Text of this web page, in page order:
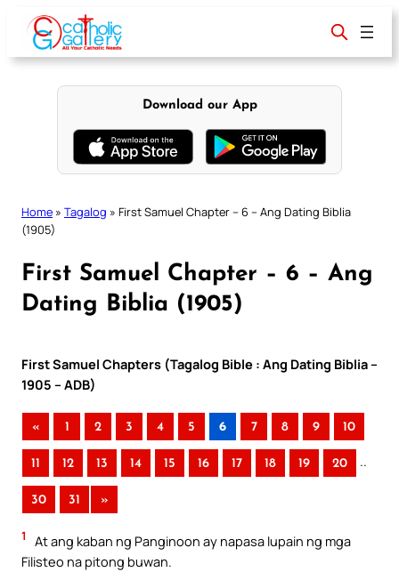
content
Download our App
Home » Tagalog » First Samuel Chapter – 6 – Ang Dating Biblia
(1905)
First Samuel Chapter – 6 – Ang
Dating Biblia (1905)
First Samuel Chapters (Tagalog Bible : Ang Dating Biblia –
1905 – ADB)
« 1 2 3 4 5 6 7 8 9 10
11 12 13 14 15 16 17 18 19 20 ..
30 31 »
1
At ang kaban ng Panginoon ay napasa lupain ng mga
Filisteo na pitong buwan.